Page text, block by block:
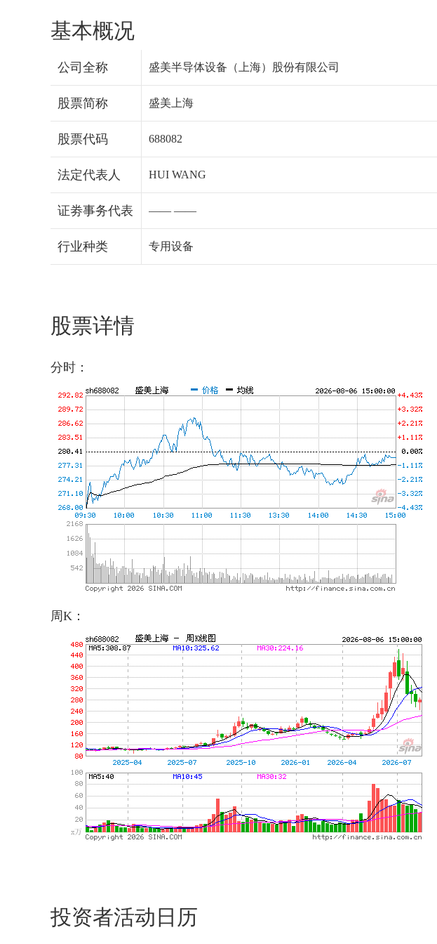
基本概况
公司全称 盛美半导体设备（上海）股份有限公司
股票简称 盛美上海
股票代码 688082
法定代表人 HUI WANG
证劵事务代表 —— ——
行业种类 专用设备
股票详情
分时：
周K：
投资者活动日历